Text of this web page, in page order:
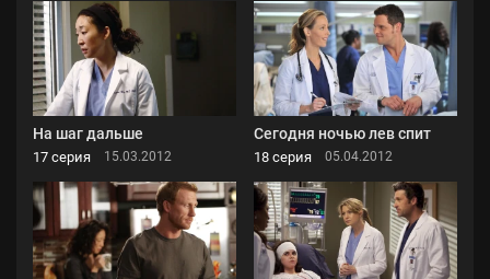
На шаг дальше
17 серия 15.03.2012
Сегодня ночью лев спит
18 серия 05.04.2012